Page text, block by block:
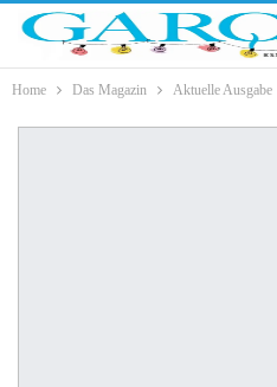
Home Das Magazin Aktuelle Ausgabe